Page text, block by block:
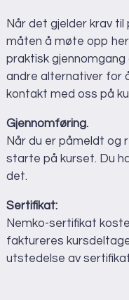
Når det gjelder krav
måten å møte opp
praktisk gjennomgang
andre alternativer for
kontakt med oss på
Gjennomføring.
Når du er påmeldt og
starte på kurset. Du
det.
Sertifikat:
Nemko-sertifikat
faktureres
utstedelse av